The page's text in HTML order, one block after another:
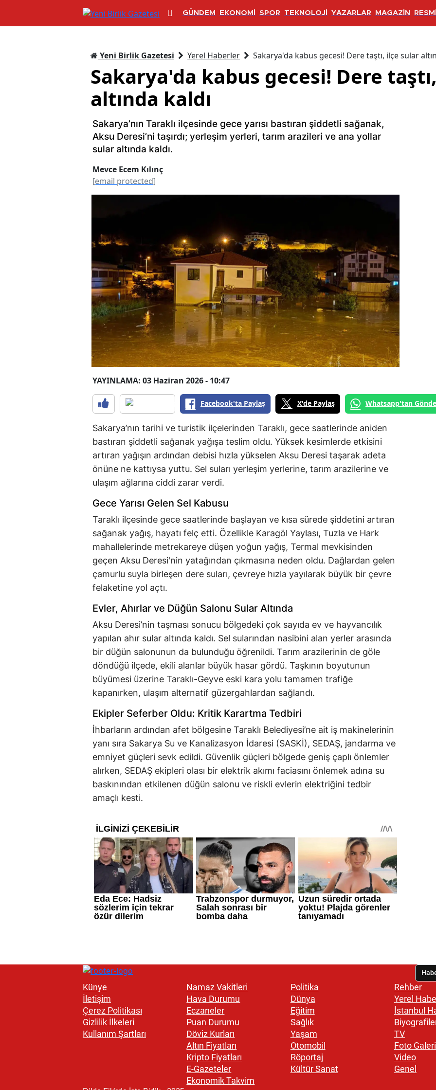
GÜNDEM EKONOMİ SPOR TEKNOLOJİ YAZARLAR MAGAZİN
Yeni Birlik Gazetesi Yerel Haberler Sakarya'da kabus gecesi! Dere taştı, ilçe sular
Sakarya'da kabus gecesi! Dere
altında kaldı
Sakarya’nın Taraklı ilçesinde gece yarısı bastıran şiddetli sağanak,
Aksu Deresi’ni taşırdı; yerleşim yerleri, tarım arazileri ve ana yollar
sular altında kaldı.
Mevce Ecem Kılınç
[email protected]
YAYINLAMA: 03 Haziran 2026 - 10:47
Facebook'ta Paylaş X'de Paylaş Whatsapp'tan
Sakarya’nın tarihi ve turistik ilçelerinden Taraklı, gece saatlerinde aniden
bastıran şiddetli sağanak yağışa teslim oldu. Yüksek kesimlerde etkisini
artıran yağışın ardından debisi hızla yükselen Aksu Deresi taşarak adeta
önüne ne kattıysa yuttu. Sel suları yerleşim yerlerine, tarım arazilerine ve
ulaşım ağlarına ciddi zarar verdi.
Gece Yarısı Gelen Sel Kabusu
Taraklı ilçesinde gece saatlerinde başlayan ve kısa sürede şiddetini artıran
sağanak yağış, hayatı felç etti. Özellikle Karagöl Yaylası, Tuzla ve Hark
mahallelerinde metrekareye düşen yoğun yağış, Termal mevkisinden
geçen Aksu Deresi'nin yatağından çıkmasına neden oldu. Dağlardan gelen
çamurlu suyla birleşen dere suları, çevreye hızla yayılarak büyük bir çevre
felaketine yol açtı.
Evler, Ahırlar ve Düğün Salonu Sular Altında
Aksu Deresi’nin taşması sonucu bölgedeki çok sayıda ev ve hayvancılık
yapılan ahır sular altında kaldı. Sel sularından nasibini alan yerler arasında
bir düğün salonunun da bulunduğu öğrenildi. Tarım arazilerinin de göle
döndüğü ilçede, ekili alanlar büyük hasar gördü. Taşkının boyutunun
büyümesi üzerine Taraklı-Geyve eski kara yolu tamamen trafiğe
kapanırken, ulaşım alternatif güzergahlardan sağlandı.
Ekipler Seferber Oldu: Kritik Karartma Tedbiri
İhbarların ardından afet bölgesine Taraklı Belediyesi’ne ait iş makinelerinin
yanı sıra Sakarya Su ve Kanalizasyon İdaresi (SASKİ), SEDAŞ, jandarma ve
emniyet güçleri sevk edildi. Güvenlik güçleri bölgede geniş çaplı önlemler
alırken, SEDAŞ ekipleri olası bir elektrik akımı faciasını önlemek adına su
baskınından etkilenen düğün salonu ve riskli evlerin elektriğini tedbir
amaçlı kesti.
Künye
İletişim
Çerez Politikası
Gizlilik İlkeleri
Kullanım Şartları
Namaz Vakitleri
Hava Durumu
Eczaneler
Puan Durumu
Döviz Kurları
Altın Fiyatları
Kripto Fiyatları
E-Gazeteler
Ekonomik Takvim
Politika
Dünya
Eğitim
Sağlık
Yaşam
Otomobil
Röportaj
Kültür Sanat
Rehber
Yerel
İstanbul
TV
Foto Galeri
Video
Genel